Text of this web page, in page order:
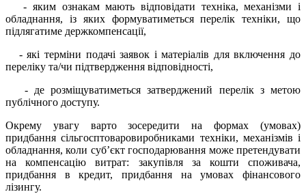
- яким ознакам мають відповідати техніка, механізми і
обладнання, із яких формуватиметься перелік техніки, що
підлягатиме держкомпенсації,
- які терміни подачі заявок і матеріалів для включення до
переліку та/чи підтвердження відповідності,
- де розміщуватиметься затверджений перелік з метою
публічного доступу.
Окрему увагу варто зосередити на формах (умовах)
придбання сільгосптоваровиробниками техніки, механізмів і
обладнання, коли суб’єкт господарювання може претендувати
на компенсацію витрат: закупівля за кошти споживача,
придбання в кредит, придбання на умовах фінансового
лізингу.